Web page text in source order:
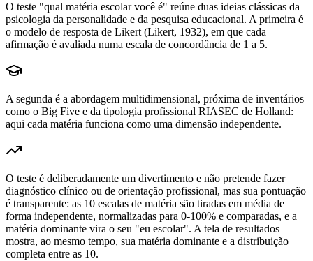
O teste "qual matéria escolar você é" reúne duas ideias clássicas da
psicologia da personalidade e da pesquisa educacional. A primeira é
o modelo de resposta de Likert (Likert, 1932), em que cada
afirmação é avaliada numa escala de concordância de 1 a 5.
A segunda é a abordagem multidimensional, próxima de inventários
como o Big Five e da tipologia profissional RIASEC de Holland:
aqui cada matéria funciona como uma dimensão independente.
O teste é deliberadamente um divertimento e não pretende fazer
diagnóstico clínico ou de orientação profissional, mas sua pontuação
é transparente: as 10 escalas de matéria são tiradas em média de
forma independente, normalizadas para 0-100% e comparadas, e a
matéria dominante vira o seu "eu escolar". A tela de resultados
mostra, ao mesmo tempo, sua matéria dominante e a distribuição
completa entre as 10.